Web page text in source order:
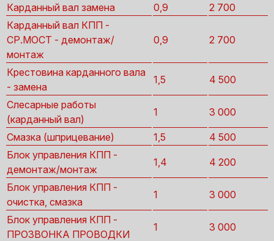
Карданный вал замена 0,9
2 700
Карданный вал КПП -
СР.МОСТ - демонтаж/
монтаж
0,9 2 700
Крестовина карданного вала
- замена
1,5 4 500
Слесарные работы
(карданный вал)
1 3 000
Смазка (шприцевание) 1,5
4 500
Блок управления КПП -
демонтаж/монтаж
1,4 4 200
Блок управления КПП -
очистка, смазка
1 3 000
Блок управления КПП -
ПРОЗВОНКА ПРОВОДКИ
1 3 000